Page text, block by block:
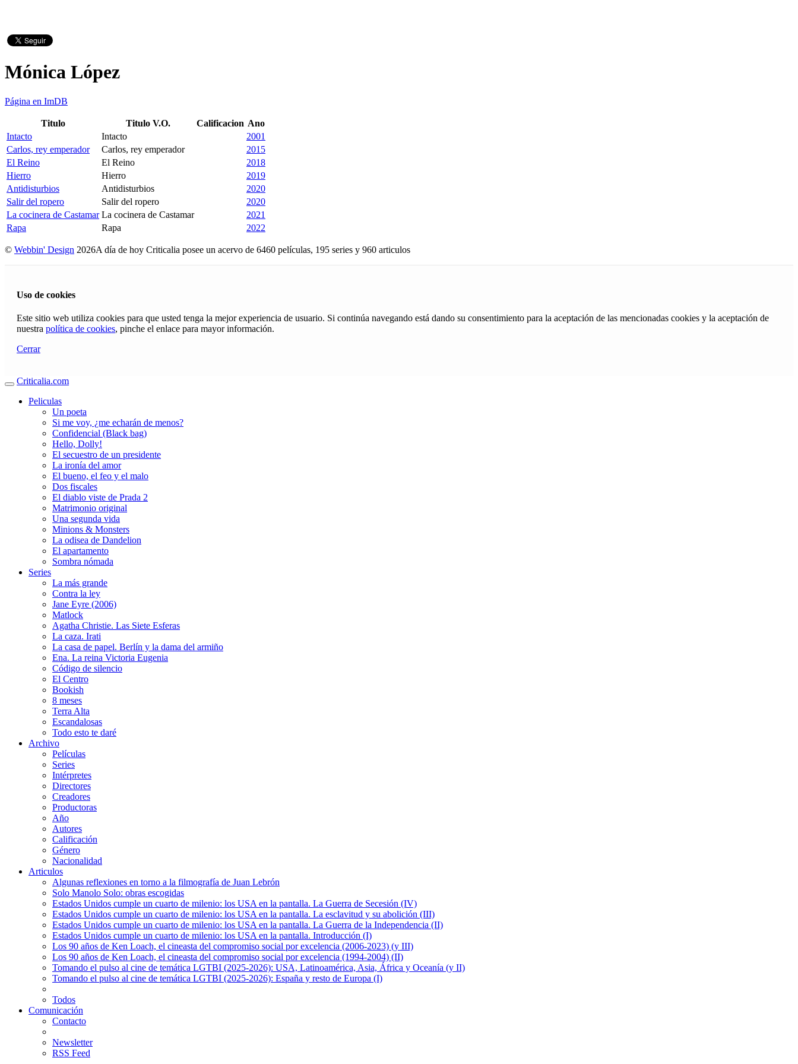
Mónica López
Página en ImDB
Titulo Titulo V.O. Calificacion Ano
Intacto
Intacto
2001
Carlos, rey emperador
Carlos, rey emperador
2015
El Reino
El Reino
2018
Hierro
Hierro
2019
Antidisturbios
Antidisturbios
2020
Salir del ropero
Salir del ropero
2020
La cocinera de Castamar La cocinera de Castamar
2021
Rapa
Rapa 2022
© Webbin' Design 2026A día de hoy Criticalia posee un acervo de 6460 películas, 195 series y 960 articulos
Uso de cookies
Este sitio web utiliza cookies para que usted tenga la mejor experiencia de usuario. Si continúa navegando está dando su consentimiento para la aceptación de las mencionadas cookies y la aceptación de
nuestra política de cookies, pinche el enlace para mayor información.
Cerrar
Criticalia.com
Peliculas
Un poeta
Si me voy, ¿me echarán de menos?
Confidencial (Black bag)
Hello, Dolly!
El secuestro de un presidente
La ironía del amor
El bueno, el feo y el malo
Dos fiscales
El diablo viste de Prada 2
Matrimonio original
Una segunda vida
Minions & Monsters
La odisea de Dandelion
El apartamento
Sombra nómada
Series
La más grande
Contra la ley
Jane Eyre (2006)
Matlock
Agatha Christie. Las Siete Esferas
La caza. Irati
La casa de papel. Berlín y la dama del armiño
Ena. La reina Victoria Eugenia
Código de silencio
El Centro
Bookish
8 meses
Terra Alta
Escandalosas
Todo esto te daré
Archivo
Películas
Series
Intérpretes
Directores
Creadores
Productoras
Año
Autores
Calificación
Género
Nacionalidad
Articulos
Algunas reflexiones en torno a la filmografía de Juan Lebrón
Solo Manolo Solo: obras escogidas
Estados Unidos cumple un cuarto de milenio: los USA en la pantalla. La Guerra de Secesión (IV)
Estados Unidos cumple un cuarto de milenio: los USA en la pantalla. La esclavitud y su abolición (III)
Estados Unidos cumple un cuarto de milenio: los USA en la pantalla. La Guerra de la Independencia (II)
Estados Unidos cumple un cuarto de milenio: los USA en la pantalla. Introducción (I)
Los 90 años de Ken Loach, el cineasta del compromiso social por excelencia (2006-2023) (y III)
Los 90 años de Ken Loach, el cineasta del compromiso social por excelencia (1994-2004) (II)
Tomando el pulso al cine de temática LGTBI (2025-2026): USA, Latinoamérica, Asia, África y Oceanía (y II)
Tomando el pulso al cine de temática LGTBI (2025-2026): España y resto de Europa (I)
Todos
Comunicación
Contacto
Newsletter
RSS Feed